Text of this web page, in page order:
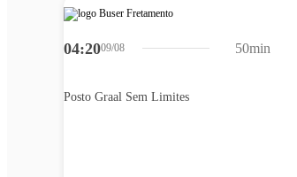
04:2009/08
Posto Graal Sem Limites
50min